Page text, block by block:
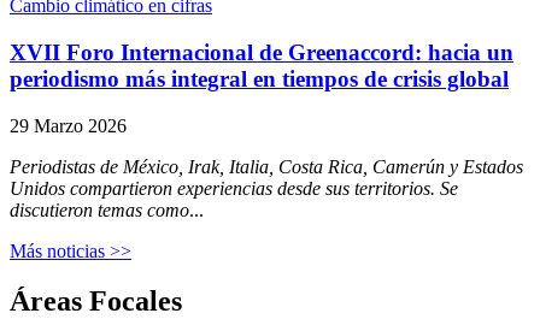
Cambio climático en cifras
XVII Foro Internacional de Greenaccord: hacia un
periodismo más integral en tiempos de crisis global
29 Marzo 2026
Periodistas de México, Irak, Italia, Costa Rica, Camerún y Estados
Unidos compartieron experiencias desde sus territorios. Se
discutieron temas como...
Más noticias >>
Áreas Focales